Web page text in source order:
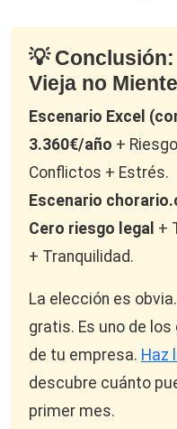
💡
Vieja no Miente
Escenario Excel
3.360€/año +
Conflictos + Estrés.
Escenario
Cero riesgo legal +
+ Tranquilidad.
La elección es
gratis. Es uno de los
de tu empresa. Haz
descubre cuánto
primer mes.